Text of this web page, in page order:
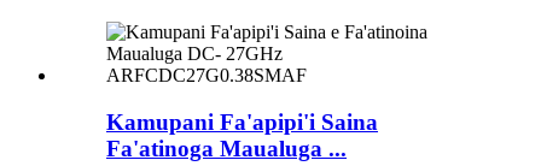
Kamupani Fa'apipi'i Saina
Fa'atinoga Maualuga ...